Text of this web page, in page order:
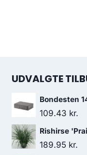
UDVALGTE
Bondesten
109.43 kr.
Rishirse
189.95 kr.